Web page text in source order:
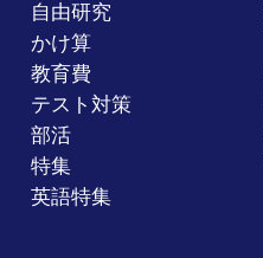
自由研究
かけ算
教育費
テスト対策
部活
特集
英語特集